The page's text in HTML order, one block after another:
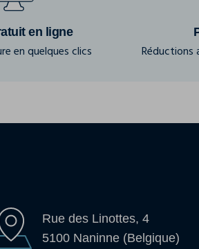
en ligne
en quelques clics Réductions
Rue des Linottes, 4
5100 Naninne (Belgique)